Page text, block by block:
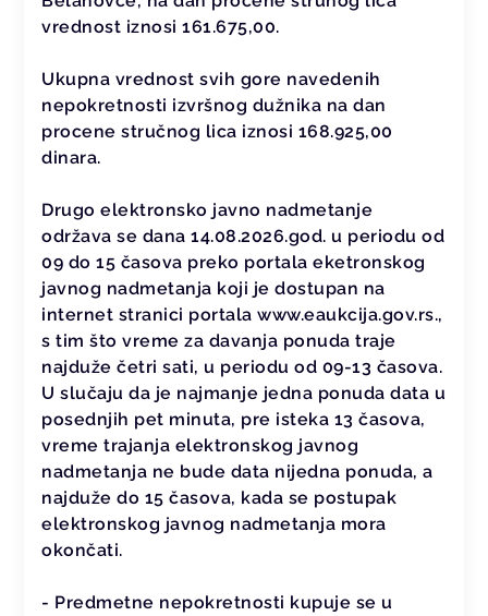
vrednost iznosi 161.675,00.
Ukupna vrednost svih gore navedenih
nepokretnosti izvršnog dužnika na dan
procene stručnog lica iznosi 168.925,00
dinara.
Drugo elektronsko javno nadmetanje
održava se dana 14.08.2026.god. u periodu od
09 do 15 časova preko portala eketronskog
javnog nadmetanja koji je dostupan na
internet stranici portala www.eaukcija.gov.rs.,
s tim što vreme za davanja ponuda traje
najduže četri sati, u periodu od 09-13 časova.
U slučaju da je najmanje jedna ponuda data u
posednjih pet minuta, pre isteka 13 časova,
vreme trajanja elektronskog javnog
nadmetanja ne bude data nijedna ponuda, a
najduže do 15 časova, kada se postupak
elektronskog javnog nadmetanja mora
okončati.
- Predmetne nepokretnosti kupuje se u